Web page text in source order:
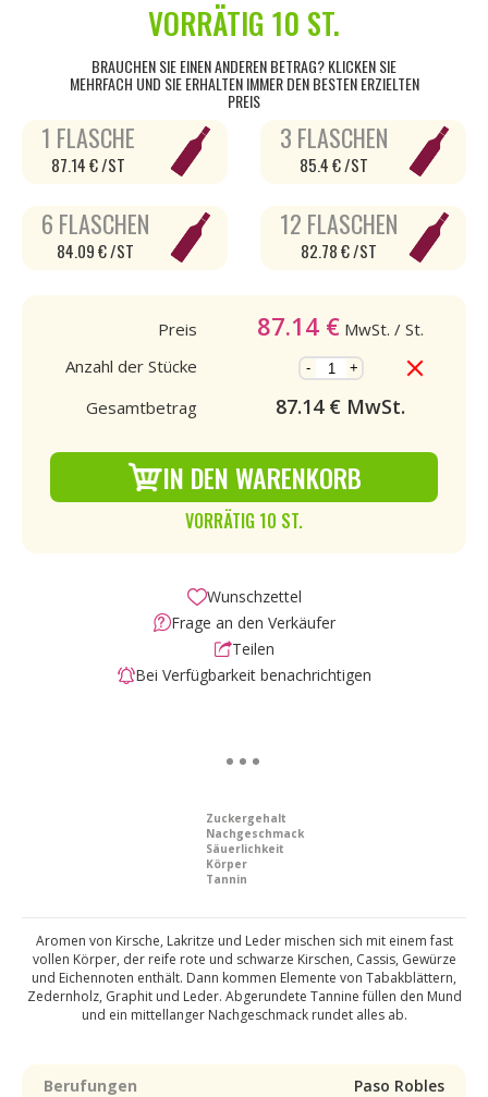
VORRÄTIG 10 ST.
BRAUCHEN SIE EINEN ANDEREN BETRAG? KLICKEN SIE
MEHRFACH UND SIE ERHALTEN IMMER DEN BESTEN ERZIELTEN
PREIS
1 FLASCHE
87.14 € /ST
3 FLASCHEN
85.4 € /ST
6 FLASCHEN
84.09 € /ST
12 FLASCHEN
82.78 € /ST
Preis 87.14€ MwSt. / St.
Anzahl der Stücke
- +
Gesamtbetrag 87.14€ MwSt.
IN DEN WARENKORB
VORRÄTIG 10 ST.
Wunschzettel
Frage an den Verkäufer
Teilen
Bei Verfügbarkeit benachrichtigen
Zuckergehalt
Nachgeschmack
Säuerlichkeit
Körper
Tannin
Aromen von Kirsche, Lakritze und Leder mischen sich mit einem fast
vollen Körper, der reife rote und schwarze Kirschen, Cassis, Gewürze
und Eichennoten enthält. Dann kommen Elemente von Tabakblättern,
Zedernholz, Graphit und Leder. Abgerundete Tannine füllen den Mund
und ein mittellanger Nachgeschmack rundet alles ab.
Berufungen
Paso Robles